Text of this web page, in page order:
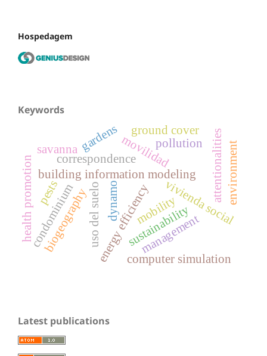
Hospedagem
Keywords
sustainability
energy efficiency
building information modeling
uso del suelo
movilidad
vivienda social
biogeography
health promotion attentionalities
correspondence
ground cover
environment
management
pollution
gardens
savanna
condominium dynamo
computer simulation
pests
mobility
Latest publications